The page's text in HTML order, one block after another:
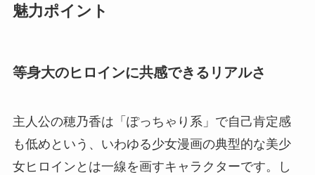
魅力ポイント
等身大のヒロインに共感できるリアルさ
主人公の穂乃香は「ぽっちゃり系」で自己肯定感
も低めという、いわゆる少女漫画の典型的な美少
女ヒロインとは一線を画すキャラクターです。し